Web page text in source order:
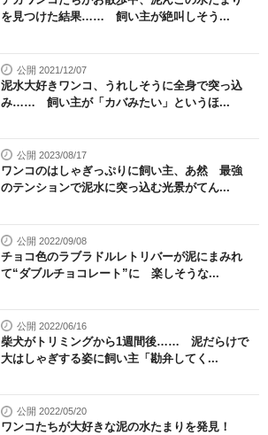
を見つけた結果…… 飼い主が絶叫しそう...
公開 2021/12/07
泥水大好きワンコ、うれしそうに全身で突っ込
み…… 飼い主が「カバみたい」というほ...
公開 2023/08/17
ワンコのはしゃぎっぷりに飼い主、あ然 最強
のテンションで泥水に突っ込む光景がてん...
公開 2022/09/08
チョコ色のラブラドルレトリバーが泥にまみれ
て“ダブルチョコレート”に 楽しそうな...
公開 2022/06/16
柴犬がトリミングから1週間後…… 泥だらけで
大はしゃぎする姿に飼い主「勘弁してく...
公開 2022/05/20
ワンコたちが大好きな泥の水たまりを発見！